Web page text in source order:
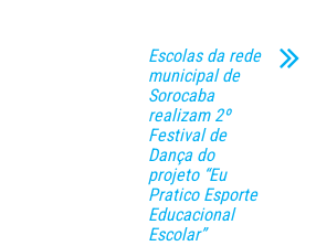
Escolas da rede
municipal de
Sorocaba
realizam 2º
Festival de
Dança do
projeto “Eu
Pratico Esporte
Educacional
Escolar”